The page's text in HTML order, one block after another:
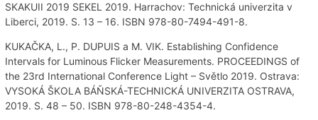
SKAKUII 2019 SEKEL 2019. Harrachov: Technická univerzita v
Liberci, 2019. S. 13 – 16. ISBN 978-80-7494-491-8.
KUKAČKA, L., P. DUPUIS a M. VIK. Establishing Confidence
Intervals for Luminous Flicker Measurements. PROCEEDINGS of
the 23rd International Conference Light – Světlo 2019. Ostrava:
VYSOKÁ ŠKOLA BÁŇSKÁ-TECHNICKÁ UNIVERZITA OSTRAVA,
2019. S. 48 – 50. ISBN 978-80-248-4354-4.